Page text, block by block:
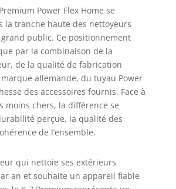
Power Flex Home se
la tranche haute des nettoyeurs
public. Ce positionnement
par la combinaison de la
de la qualité de fabrication
allemande, du tuyau Power
des accessoires fournis. Face à
moins chers, la différence se
perçue, la qualité des
de l’ensemble.
qui nettoie ses extérieurs
an et souhaite un appareil fiable